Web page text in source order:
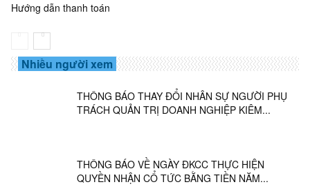
Hướng dẫn thanh toán
Nhiều người xem
THÔNG BÁO THAY ĐỔI NHÂN SỰ NGƯỜI PHỤ
TRÁCH QUẢN TRỊ DOANH NGHIỆP KIÊM...
THÔNG BÁO VỀ NGÀY ĐKCC THỰC HIỆN
QUYỀN NHẬN CỔ TỨC BẰNG TIỀN NĂM...